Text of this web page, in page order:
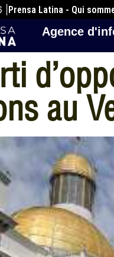
Prensa Latina - Qui
Agence
au